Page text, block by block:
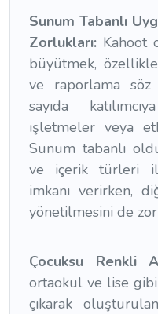
Sunum Tabanlı
Zorlukları: Kahoot
büyütmek,
ve raporlama
sayıda
işletmeler veya
Sunum tabanlı
ve içerik türleri
imkanı verirken,
yönetilmesini de
Çocuksu Renkli
ortaokul ve lise
çıkarak